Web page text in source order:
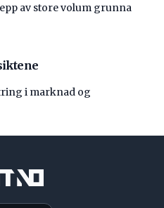
av store volum grunna
i marknad og